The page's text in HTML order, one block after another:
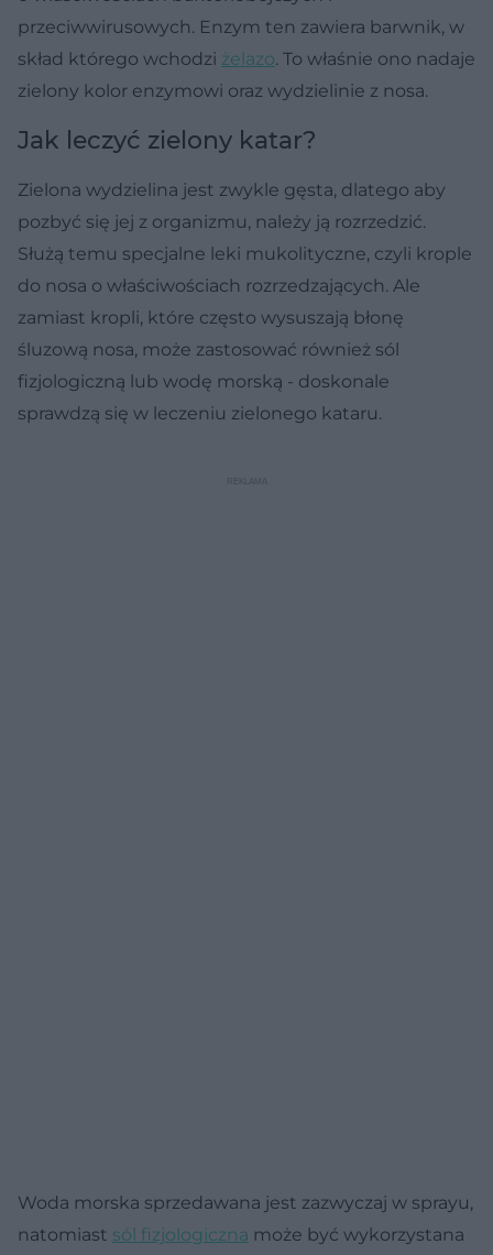
przeciwwirusowych. Enzym ten zawiera barwnik, w
skład którego wchodzi żelazo. To właśnie ono nadaje
zielony kolor enzymowi oraz wydzielinie z nosa.
Jak leczyć zielony katar?
Zielona wydzielina jest zwykle gęsta, dlatego aby
pozbyć się jej z organizmu, należy ją rozrzedzić.
Służą temu specjalne leki mukolityczne, czyli krople
do nosa o właściwościach rozrzedzających. Ale
zamiast kropli, które często wysuszają błonę
śluzową nosa, może zastosować również sól
fizjologiczną lub wodę morską - doskonale
sprawdzą się w leczeniu zielonego kataru.
Woda morska sprzedawana jest zazwyczaj w sprayu,
natomiast sól fizjologiczna może być wykorzystana